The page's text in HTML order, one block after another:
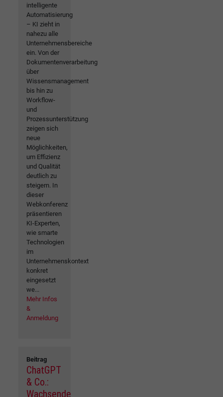
intelligente
Automatisierung
– KI zieht in
nahezu alle
Unternehmensbereiche
ein. Von der
Dokumentenverarbeitung
über
Wissensmanagement
bis hin zu
Workflow-
und
Prozessunterstützung
zeigen sich
neue
Möglichkeiten,
um Effizienz
und Qualität
deutlich zu
steigern. In
dieser
Webkonferenz
präsentieren
KI-Experten,
wie smarte
Technologien
im
Unternehmenskontext
konkret
eingesetzt
we...
Mehr Infos
&
Anmeldung
Beitrag
ChatGPT
& Co.:
Wachsende